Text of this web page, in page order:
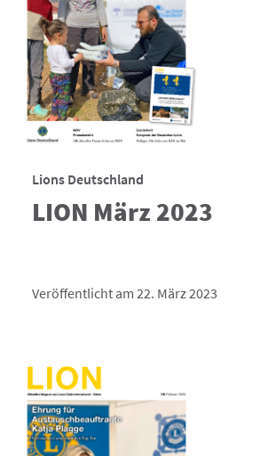
Lions Deutschland
LION März 2023
Veröffentlicht am 22. März 2023